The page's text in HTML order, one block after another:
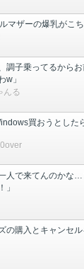
マザーの爆乳がこ
調子乗ってるから
w」
んる
買おうとした
人で来てんのかな…
の購入とキャンセ